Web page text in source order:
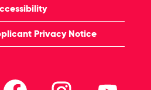
Privacy Notice
O
O